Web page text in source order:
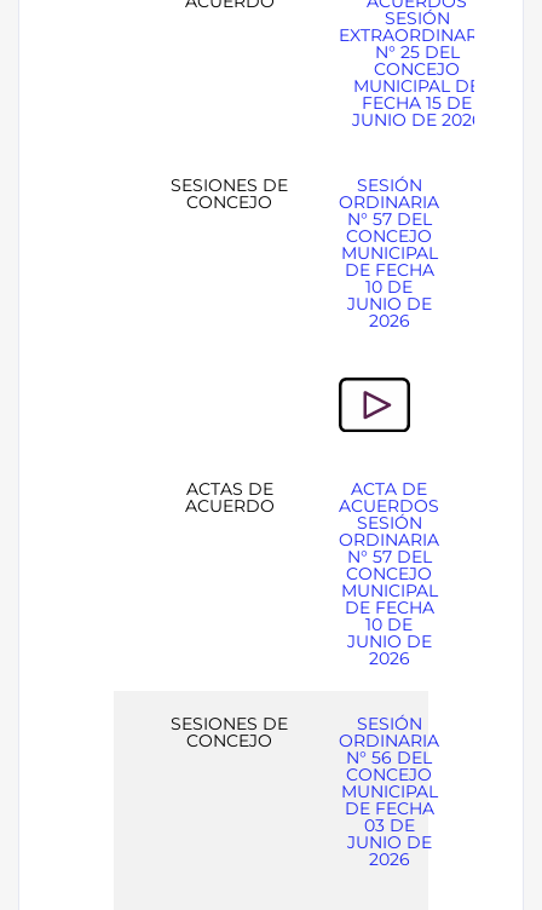
SESIÓN
EXTRAORDINARIA
N° 25 DEL
CONCEJO
MUNICIPAL DE
FECHA 15 DE
JUNIO DE 2026
SESIONES DE
CONCEJO
SESIÓN
ORDINARIA
N° 57 DEL
CONCEJO
MUNICIPAL
DE FECHA
10 DE
JUNIO DE
2026
ACTAS DE
ACUERDO
ACTA DE
ACUERDOS
SESIÓN
ORDINARIA
N° 57 DEL
CONCEJO
MUNICIPAL
DE FECHA
10 DE
JUNIO DE
2026
SESIONES DE
CONCEJO
SESIÓN
ORDINARIA
N° 56 DEL
CONCEJO
MUNICIPAL
DE FECHA
03 DE
JUNIO DE
2026